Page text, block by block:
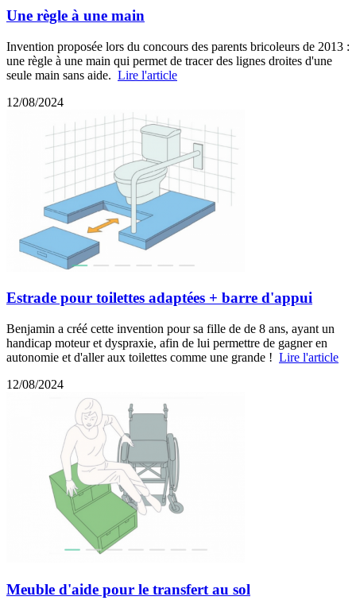
Une règle à une main
Invention proposée lors du concours des parents bricoleurs de 2013 :
une règle à une main qui permet de tracer des lignes droites d'une
seule main sans aide. Lire l'article
12/08/2024
Estrade pour toilettes adaptées + barre d'appui
Benjamin a créé cette invention pour sa fille de de 8 ans, ayant un
handicap moteur et dyspraxie, afin de lui permettre de gagner en
autonomie et d'aller aux toilettes comme une grande ! Lire l'article
12/08/2024
Meuble d'aide pour le transfert au sol